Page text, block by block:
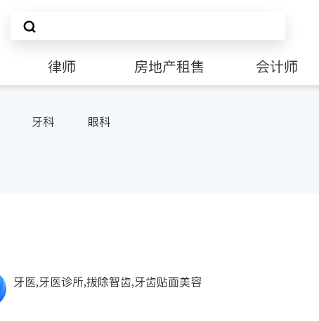
律师 房地产租售 会计师
牙科 眼科
牙医,牙医诊所,拔除智齿,牙齿贴面美容